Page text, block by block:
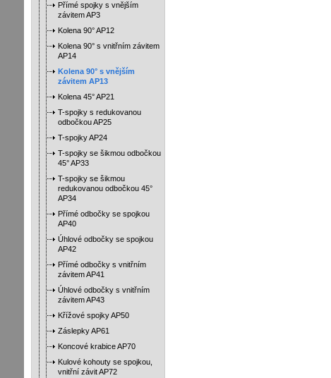
Přímé spojky s vnějším
závitem AP3
Kolena 90° AP12
Kolena 90° s vnitřním závitem
AP14
Kolena 90° s vnějším
závitem AP13
Kolena 45° AP21
T-spojky s redukovanou
odbočkou AP25
T-spojky AP24
T-spojky se šikmou odbočkou
45° AP33
T-spojky se šikmou
redukovanou odbočkou 45°
AP34
Přímé odbočky se spojkou
AP40
Úhlové odbočky se spojkou
AP42
Přímé odbočky s vnitřním
závitem AP41
Úhlové odbočky s vnitřním
závitem AP43
Křížové spojky AP50
Záslepky AP61
Koncové krabice AP70
Kulové kohouty se spojkou,
vnitřní závit AP72